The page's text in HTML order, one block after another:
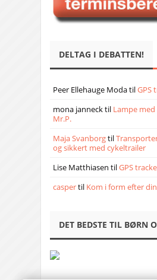
DELTAG I DEBATTEN!
Peer Ellehauge ModatilGPS
mona jannecktil Lampe
Mr.P.
Maja Svanborgtil
og sikkert med cykeltrailer
Lise Matthiasen tilGPS
caspertil Kom i form efter
DET BEDSTE TIL BØRN